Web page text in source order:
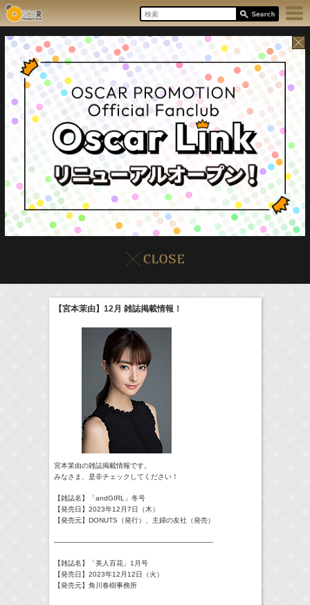
本日の出演情報8/6(Thu) イベント
24:00-24:30
一緒にごはんをたべるだけ
> More
【宮本茉由】12月 雑誌掲載情報！
宮本茉由の雑誌掲載情報です。
みなさま、是非チェックしてください！
【雑誌名】「andGIRL」冬号
【発売日】2023年12月7日（木）
【発売元】DONUTS（発行）、主婦の友社（発売）
———————————————————————
【雑誌名】「美人百花」1月号
【発売日】2023年12月12日（火）
【発売元】角川春樹事務所